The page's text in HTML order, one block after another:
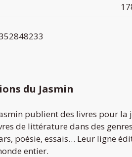
du Jasmin
publient des livres pour la
de littérature dans des
poésie, essais… Leur ligne
entier.